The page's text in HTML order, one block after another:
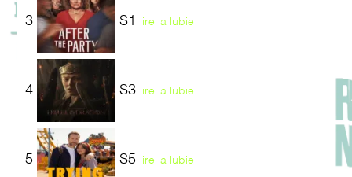
3 S1 lire la lubie
4 S3 lire la lubie
5 S5 lire la lubie